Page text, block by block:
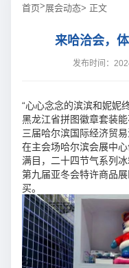
首页>展会动态> 正文
来哈洽会，
发布时间：
“心心念念的滨滨和妮妮
黑龙江省拼图徽章套装
三届哈尔滨国际经济贸
在主会场哈尔滨会展中
满目，二十四节气系列
第九届亚冬会特许商品
买。